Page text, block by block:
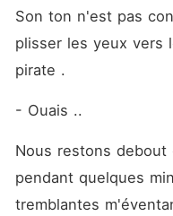
Son ton n'est pas
plisser les yeux vers
pirate .
- Ouais ..
Nous restons
pendant quelques
tremblantes